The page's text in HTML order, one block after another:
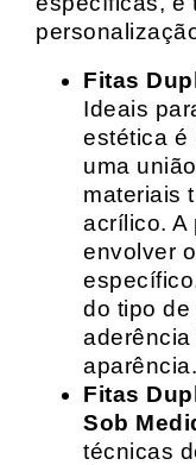
Fitas
Ideais
estética é
uma
materiais
acrílico. A
envolver
do tipo
aderência
aparência.
Fitas
Sob
técnicas